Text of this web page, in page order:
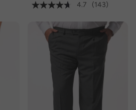
4.7
(143)